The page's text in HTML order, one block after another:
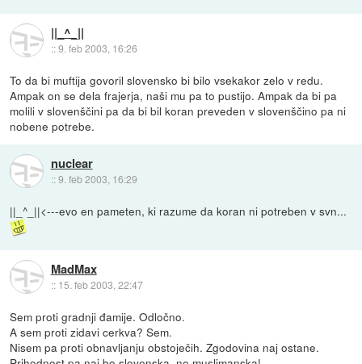
||_^_||
::9. feb 2003, 16:26
To da bi muftija govoril slovensko bi bilo vsekakor zelo v redu.
Ampak on se dela frajerja, naši mu pa to pustijo. Ampak da bi pa
molili v slovenščini pa da bi bil koran preveden v slovenščino pa ni
nobene potrebe.
nuclear
::9. feb 2003, 16:29
||_^_||<---evo en pameten, ki razume da koran ni potreben v svn...
MadMax
:: 15. feb 2003, 22:47
Sem proti gradnji đamije. Odločno.
A sem proti zidavi cerkva? Sem.
Nisem pa proti obnavljanju obstoječih. Zgodovina naj ostane.